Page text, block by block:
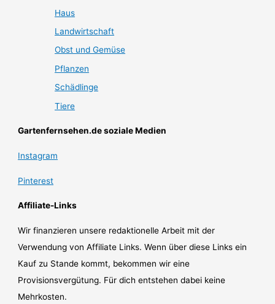
Haus
Landwirtschaft
Obst und Gemüse
Pflanzen
Schädlinge
Tiere
Gartenfernsehen.de soziale Medien
Instagram
Pinterest
Affiliate-Links
Wir finanzieren unsere redaktionelle Arbeit mit der
Verwendung von Affiliate Links. Wenn über diese Links ein
Kauf zu Stande kommt, bekommen wir eine
Provisionsvergütung. Für dich entstehen dabei keine
Mehrkosten.